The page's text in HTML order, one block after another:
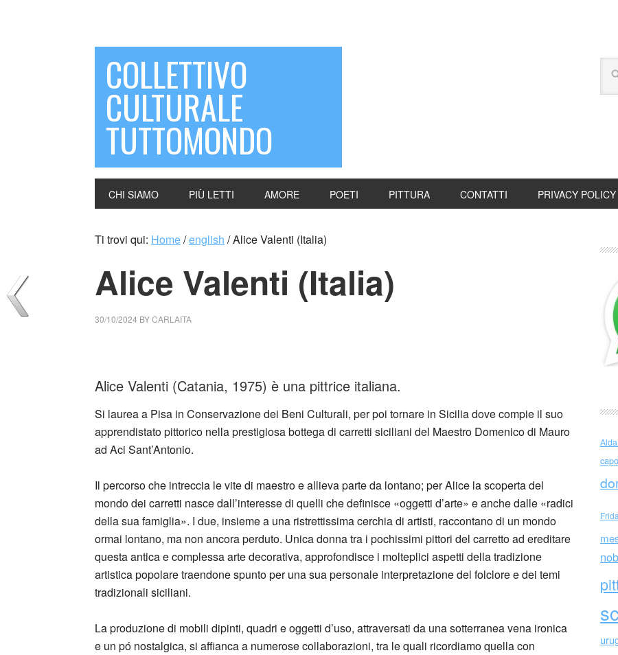
COLLETTIVO
CULTURALE
TUTTOMONDO
CHI SIAMO PIÙ LETTI AMORE POETI PITTURA CONTATTI PRIVACY POLICY
Ti trovi qui: Home/english /Alice Valenti (Italia)
Alice Valenti (Italia)
30/10/2024 BYCARLAITA
Alice Valenti (Catania, 1975) è una pittrice italiana.
Si laurea a Pisa in Conservazione dei Beni Culturali, per poi tornare in Sicilia dove compie il suo
apprendistato pittorico nella prestigiosa bottega di carretti siciliani del Maestro Domenico di Mauro
ad Aci Sant’Antonio.
Il percorso che intreccia le vite di maestro e allieva parte da lontano; per Alice la scoperta del
mondo dei carretti nasce dall’interesse di quelli che definisce «oggetti d’arte» e anche dalle «radici
della sua famiglia». I due, insieme a una ristrettissima cerchia di artisti, raccontano di un mondo
ormai lontano, ma non ancora perduto. Unica donna tra i pochissimi pittori del carretto ad ereditare
questa antica e complessa arte decorativa, approfondisce i molteplici aspetti della tradizione
artistica popolare traendone spunto per una sua personale interpretazione del folclore e dei temi
tradizionali siciliani.
La produzione di mobili dipinti, quadri e oggetti d’uso, attraversati da una sotterranea vena ironica
e un pó nostalgica, si affianca a numerose collaborazioni, tra le quali ricordiamo quella con